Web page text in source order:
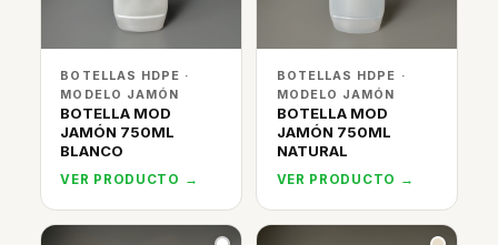
BOTELLAS HDPE ·
MODELO JAMÓN
BOTELLA MOD
JAMÓN 750ML
BLANCO
VER PRODUCTO →
BOTELLAS HDPE ·
MODELO JAMÓN
BOTELLA MOD
JAMÓN 750ML
NATURAL
VER PRODUCTO →